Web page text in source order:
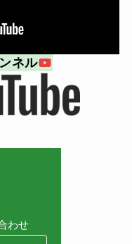
ネル
わせ